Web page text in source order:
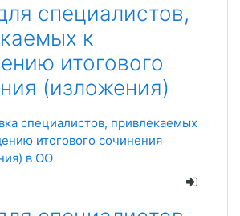
специалистов,
к
итогового
(изложения)
специалистов, привлекаемых
итогового сочинения
в ОО